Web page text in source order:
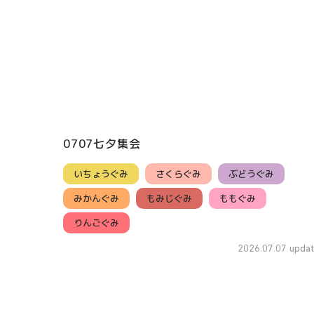
0707七夕集会
いちょうぐみ さくらぐみ
ぶどうぐみ
みかんぐみ
もみじぐみ
ももぐみ
りんごぐみ
2026.07.07